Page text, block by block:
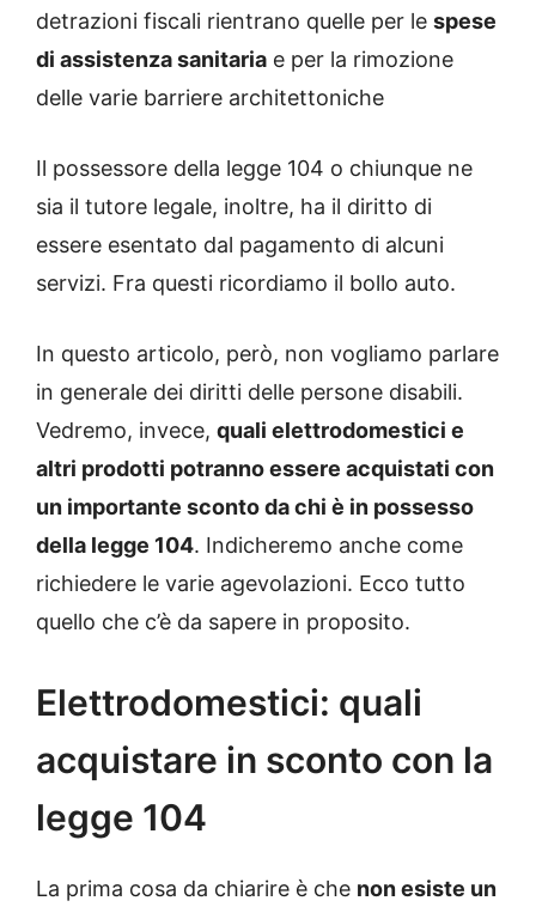
detrazioni fiscali rientrano quelle per le spese
di assistenza sanitaria e per la rimozione
delle varie barriere architettoniche
Il possessore della legge 104 o chiunque ne
sia il tutore legale, inoltre, ha il diritto di
essere esentato dal pagamento di alcuni
servizi. Fra questi ricordiamo il bollo auto.
In questo articolo, però, non vogliamo parlare
in generale dei diritti delle persone disabili.
Vedremo, invece, quali elettrodomestici e
altri prodotti potranno essere acquistati con
un importante sconto da chi è in possesso
della legge 104. Indicheremo anche come
richiedere le varie agevolazioni. Ecco tutto
quello che c’è da sapere in proposito.
Elettrodomestici: quali
acquistare in sconto con la
legge 104
La prima cosa da chiarire è che non esiste un